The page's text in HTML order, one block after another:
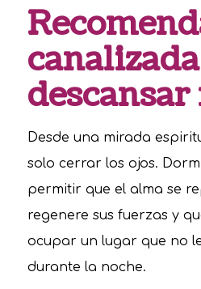
Desde una mirada
solo cerrar los ojos.
permitir que el alma se
regenere sus fuerzas y
ocupar un lugar que no
durante la noche.